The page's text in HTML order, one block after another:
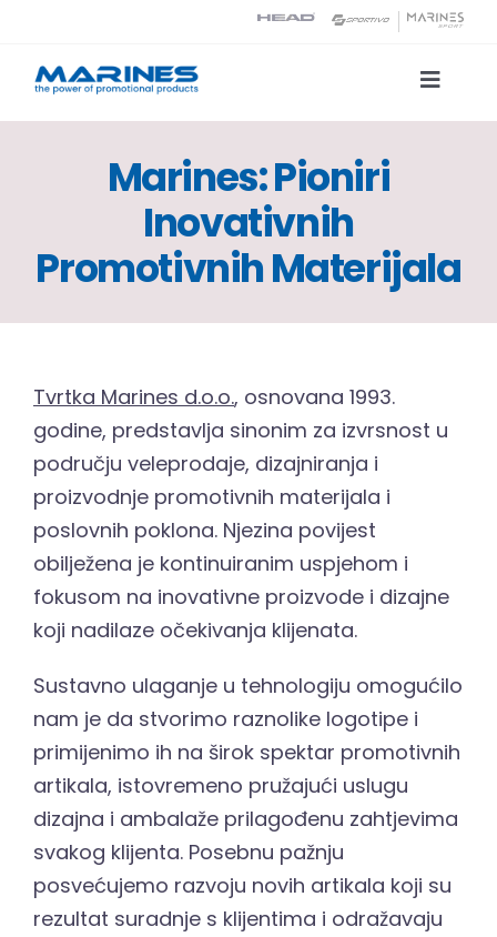
content
Toggle
Tehnologije tiska
O nama
Traži...
Hrvatski
Marines: Pioniri
Inovativnih
Promotivnih Materijala
Tvrtka Marines d.o.o., osnovana 1993.
godine, predstavlja sinonim za izvrsnost u
području veleprodaje, dizajniranja i
proizvodnje promotivnih materijala i
poslovnih poklona. Njezina povijest
obilježena je kontinuiranim uspjehom i
fokusom na inovativne proizvode i dizajne
koji nadilaze očekivanja klijenata.
Sustavno ulaganje u tehnologiju omogućilo
nam je da stvorimo raznolike logotipe i
primijenimo ih na širok spektar promotivnih
artikala, istovremeno pružajući uslugu
dizajna i ambalaže prilagođenu zahtjevima
svakog klijenta. Posebnu pažnju
posvećujemo razvoju novih artikala koji su
rezultat suradnje s klijentima i odražavaju